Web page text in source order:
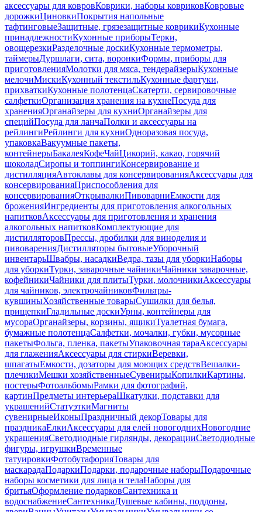
аксессуары для ковровКоврики, наборы ковриковКовровые
дорожкиЦиновкиПокрытия напольные
тафтинговыеЗащитные, грязезащитные коврикиКухонные
принадлежностиКухонные приборыТерки,
овощерезкиРазделочные доскиКухонные термометры,
таймерыДуршлаги, сита, воронкиФормы, приборы для
приготовленияМолотки для мяса, тендерайзерыКухонные
мелочиМискиКухонный текстильКухонные фартуки,
прихваткиКухонные полотенцаСкатерти, сервировочные
салфеткиОрганизация хранения на кухнеПосуда для
храненияОрганайзеры для кухниОрганайзеры для
специйПосуда для ланчаПолки и аксессуары на
рейлингиРейлинги для кухниОдноразовая посуда,
упаковкаВакуумные пакеты,
контейнерыБакалеяКофеЧайЦикорий, какао, горячий
шоколадСиропы и топпингиКонсервирование и
дистилляцияАвтоклавы для консервированияАксессуары для
консервированияПриспособления для
консервированияОткрывалкиПивоварниЕмкости для
броженияИнгредиенты для приготовления алкогольных
напитковАксессуары для приготовления и хранения
алкогольных напитковКомплектующие для
дистилляторовПрессы, дробилки для виноделия и
пивоваренияДистилляторы бытовыеУборочный
инвентарьШвабры, насадкиВедра, тазы для уборкиНаборы
для уборкиТурки, заварочные чайникиЧайники заварочные,
кофейникиЧайники для плитыТурки, молочникиАксессуары
для чайников, электрочайниковФильтры-
кувшиныХозяйственные товарыСушилки для белья,
прищепкиГладильные доскиУрны, контейнеры для
мусораОрганайзеры, корзины, ящикиТуалетная бумага,
бумажные полотенцаСалфетки, мочалки, губки, мусорные
пакетыФольга, пленка, пакетыУпаковочная тараАксессуары
для глаженияАксессуары для стиркиВеревки,
шпагатыЕмкости, дозаторы для моющих средствВешалки-
плечикиМешки хозяйственныеСувенирыКопилкиКартины,
постерыФотоальбомыРамки для фотографий,
картинПредметы интерьераШкатулки, подставки для
украшенийСтатуэткиМагниты
сувенирныеИконыПраздничный декорТовары для
праздникаЕлкиАксессуары для елей новогоднихНовогодние
украшенияСветодиодные гирлянды, декорацииСветодиодные
фигуры, игрушкиВременные
татуировкиФотобутафорияТовары для
маскарадаПодаркиПодарки, подарочные наборыПодарочные
наборы косметики для лица и телаНаборы для
бритьяОформление подарковСантехника и
водоснабжениеСантехникаДушевые кабины, поддоны,